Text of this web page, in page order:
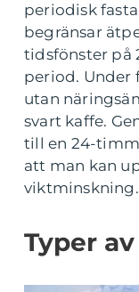
periodisk
begränsar
tidsfönster på
period. Under
utan
svart kaffe.
till en 24-
att man kan
viktminskning.
Typer